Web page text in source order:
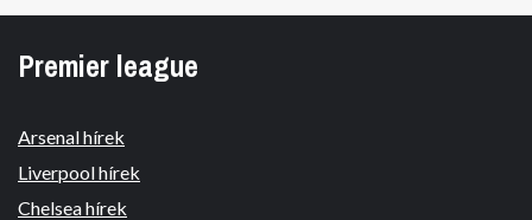
Premier league
Arsenal hírek
Liverpool hírek
Chelsea hírek